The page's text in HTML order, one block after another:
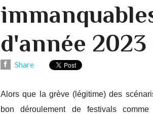
d'année
Share
Alors que la grève (légitime) des
bon déroulement de festivals